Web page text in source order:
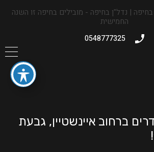
0548777325
5 חדרים ברחוב איינשטיין, גבעת